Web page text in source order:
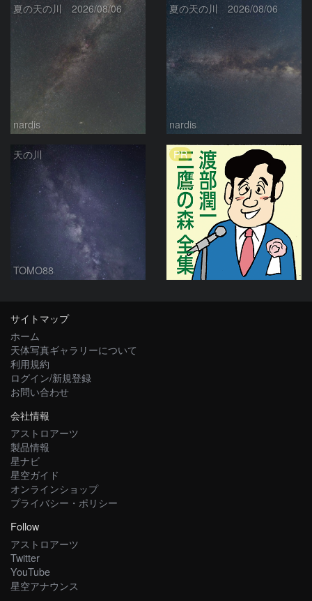
夏の天の川 2026/08/06
nardis
夏の天の川 2026/08/06
nardis
天の川
TOMO88
PR
サイトマップ
ホーム
天体写真ギャラリーについて
利用規約
ログイン/新規登録
お問い合わせ
会社情報
アストロアーツ
製品情報
星ナビ
星空ガイド
オンラインショップ
プライバシー・ポリシー
Follow
アストロアーツ
Twitter
YouTube
星空アナウンス